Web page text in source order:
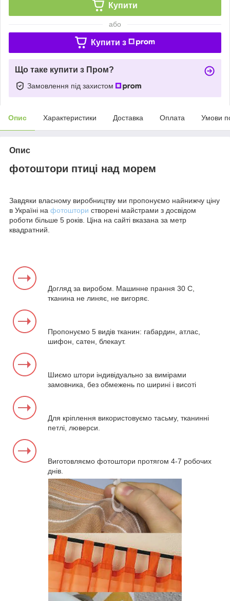
Купити
або
Купити з
Що таке купити з Пром?
Замовлення під захистом
Опис Характеристики Доставка Оплата Умови
Опис
фотоштори птиці над морем
Завдяки власному виробництву ми пропонуємо найнижчу ціну
в Україні на фотоштори створені майстрами з досвідом
роботи більше 5 років. Ціна на сайті вказана за метр
квадратний.
Догляд за виробом. Машинне прання 30 С,
тканина не линяє, не вигоряє.
Пропонуємо 5 видів тканин: габардин, атлас,
шифон, сатен, блекаут.
Шиємо штори індивідуально за вимірами
замовника, без обмежень по ширині і висоті
Для кріплення використовуємо тасьму, тканинні
петлі, люверси.
Виготовляємо фотоштори протягом 4-7 робочих
днів.